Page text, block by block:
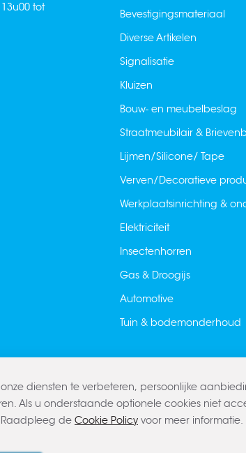
tot
Bevestigingsmateriaal
Diverse Artikelen
Signalisatie
Kluizen
Bouw- en meubelbeslag
Straatmeubilair &
Lijmen/Silicone/ Tape
Verven/Decoratieve
Werkplaatsinrichting &
Elektriciteit
Insectenhorren
Gas & Droogijs
Automotive
Tuin & bodemonderhoud
diensten te verbeteren, persoonlijke
Als u onderstaande optionele cookies niet
de Cookie Policy voor meer informatie.